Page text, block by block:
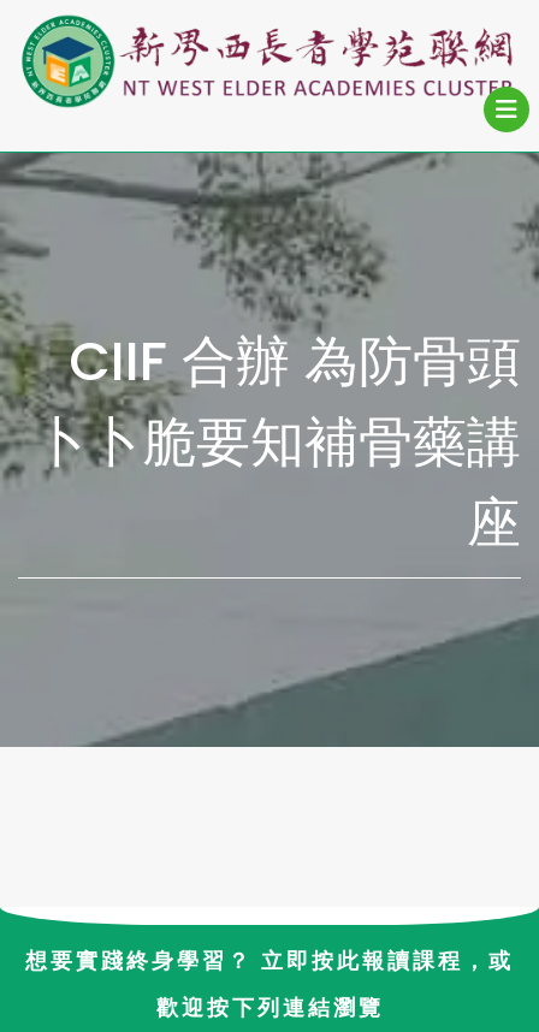
CIIF 合辦 為防骨頭
卜卜脆要知補骨藥講
座
想要實踐終身學習？ 立即按此報讀課程，或
歡迎按下列連結瀏覽